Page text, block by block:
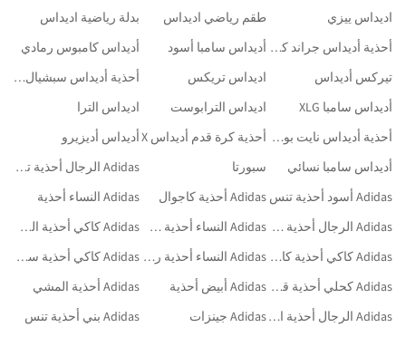
اديداس ييزي
طقم رياضي اديداس
بدلة رياضية اديداس
أحذية أديداس جراند كورت 2.0 أديداس سامبا أسود
أديداس كامبوس رمادي
تيركس أديداس
اديداس تريكس
أحذية أديداس سبشيال سوداء
أديداس سامبا XLG
اديداس الترابوست
اديداس الترا
أحذية أديداس نايت بول سوداء أحذية كرة قدم أديداس X أديداس أديزيرو
أديداس سامبا نسائي
سبورتا
Adidas الرجال أحذية تنس
Adidas أسود أحذية تنس
Adidas أحذية كاجوال
Adidas النساء أحذية
Adidas الرجال أحذية كاجوال
Adidas النساء أحذية سنيكرز
Adidas كاكي أحذية الجري والتدريب
Adidas كاكي أحذية كاجوال
Adidas النساء أحذية رياضية
Adidas كاكي أحذية سنيكرز
Adidas كحلي أحذية قصيرة وطويلة للدراجات النارية Adidas أبيض أحذية
Adidas أحذية المشي
Adidas الرجال أحذية المشيAdidas جينزات
Adidas بني أحذية تنس